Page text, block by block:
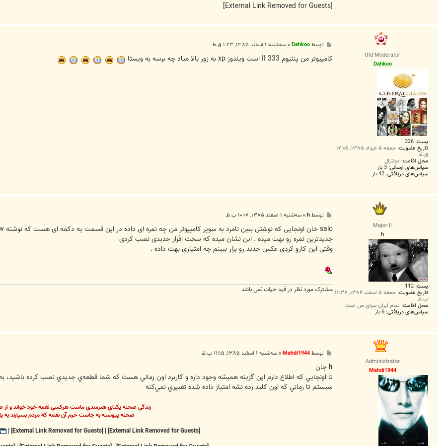
[External Link Removed for Guests]
Old Moderator
Dahkoo
پست: 326
تاریخ عضویت: جمعه ۵ خرداد ۱۳۸۵, ۱۲:۰۵
ق.ظ
محل اقامت: مونترال
سپاس‌های ارسالی: 3 بار
سپاس‌های دریافتی: 42 بار
ت
توسطDahkoo
»سه‌شنبه ۱ اسفند ۱۳۸۵, ۱:۲۳ ق.ظ
کامپیوتر من پنتیوم II 333 است ویندوز xp به زور بالا میاد چه برسه به ویستا
Major II
h
پست: 112
تاریخ عضویت: جمعه ۵ اسفند ۱۳۸۴, ۱۱:۳۷
ب.ظ
محل اقامت: تمام ایران سرای من است
سپاس‌های دریافتی: 6 بار
ت
توسطh
»سه‌شنبه ۱ اسفند ۱۳۸۵, ۱۰:۰۷ ب.ظ
جدیدترین نمره رو بهت میده . این نشان میده که سخت افزار جدیدی نصب کردی
وقتی این کارو کردی عکس جدید رو بزار ببینم چه امتیازی بهت داده .
مشترک مورد نظر در قید حیات نمی باشد
Administrator
Mahdi1944
ت
توسطMahdi1944
»سه‌شنبه ۱ اسفند ۱۳۸۵, ۱۱:۱۵ ب.ظ
hجان
تا اونجايي که اطلاع دارم اين گزينه هميشه وجود داره و کاربرد اون زماني هست که شما قطعه‌ي جديدي نصب کرده باشيد،
سيستم تا زماني که اون کليد زده نشه امتياز داده شده تغييري نمي‌کنه
زندگي صحنه يکتاي هنرمندي ماست هرکسي نغمه خود خواند و از
صحنه پيوسته به جاست خرم آن نغمه که مردم بسپارند به
[External Link Removed for Guests]
|
[External Link Removed for Guests]
|